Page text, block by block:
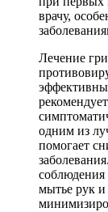
врачу,
Лечение
одним из
помогает
соблюдения
мытье рук и